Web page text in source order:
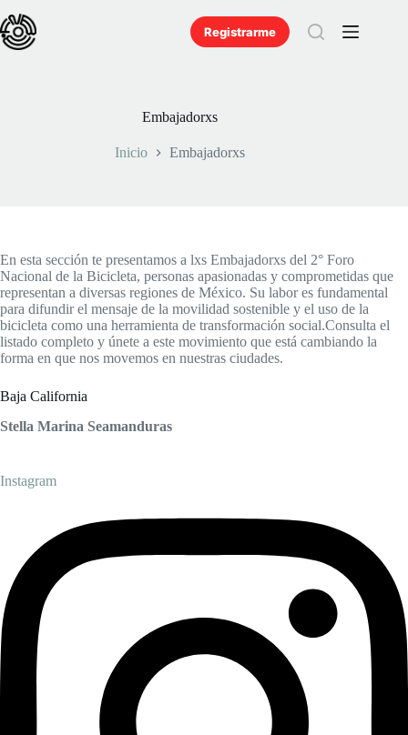
al
contenido
Registrarme
Embajadorxs
Inicio Embajadorxs
En esta sección te presentamos a lxs Embajadorxs del 2° Foro
Nacional de la Bicicleta, personas apasionadas y comprometidas que
representan a diversas regiones de México. Su labor es fundamental
para difundir el mensaje de la movilidad sostenible y el uso de la
bicicleta como una herramienta de transformación social.Consulta el
listado completo y únete a este movimiento que está cambiando la
forma en que nos movemos en nuestras ciudades.
Baja California
Stella Marina Seamanduras
Instagram